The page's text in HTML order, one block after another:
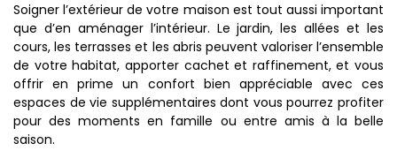
Soigner l’extérieur de votre maison est tout aussi important
que d’en aménager l’intérieur. Le jardin, les allées et les
cours, les terrasses et les abris peuvent valoriser l’ensemble
de votre habitat, apporter cachet et raffinement, et vous
offrir en prime un confort bien appréciable avec ces
espaces de vie supplémentaires dont vous pourrez profiter
pour des moments en famille ou entre amis à la belle
saison.